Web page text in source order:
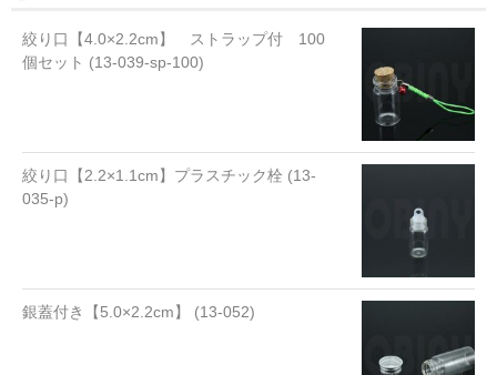
絞り口【4.0×2.2cm】 ストラップ付 100
個セット (13-039-sp-100)
絞り口【2.2×1.1cm】プラスチック栓 (13-
035-p)
銀蓋付き【5.0×2.2cm】 (13-052)